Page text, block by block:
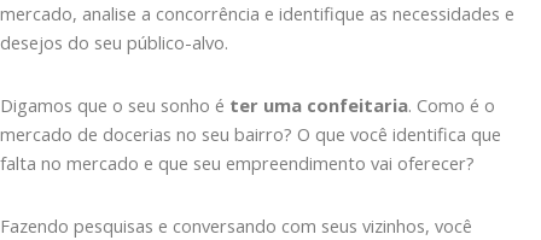
mercado, analise a concorrência e identifique as necessidades e
desejos do seu público-alvo.
Digamos que o seu sonho é ter uma confeitaria. Como é o
mercado de docerias no seu bairro? O que você identifica que
falta no mercado e que seu empreendimento vai oferecer?
Fazendo pesquisas e conversando com seus vizinhos, você